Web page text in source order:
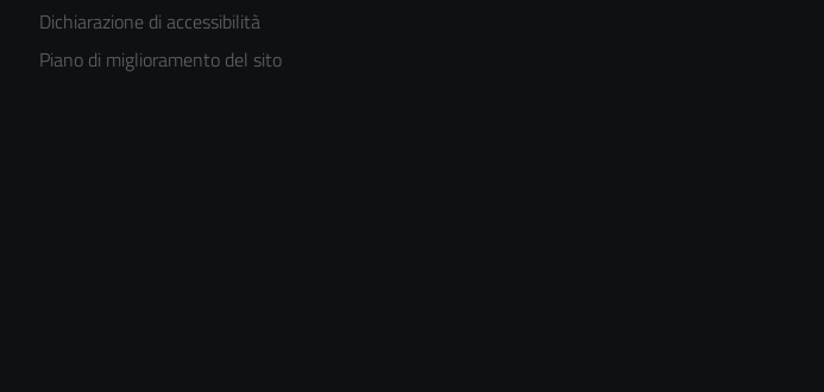
Dichiarazione di accessibilità
Piano di miglioramento del sito